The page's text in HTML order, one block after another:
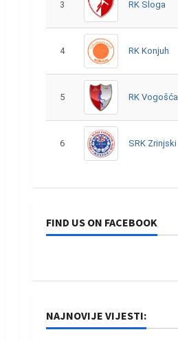
3 RK Sloga
4 RK Konjuh
5 RK Vogošća
6 SRK Zrinjski
FIND US ON FACEBOOK
NAJNOVIJE VIJESTI: